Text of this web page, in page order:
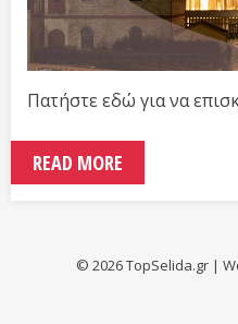
Πατήστε εδώ για να
READ MORE
© 2026 TopSelida.gr |